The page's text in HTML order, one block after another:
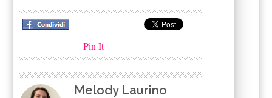
Pin It
Melody Laurino